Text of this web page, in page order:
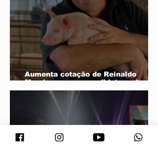
Aumenta cotação de Reinaldo
Morais para ser candidato a vice de
Wellington